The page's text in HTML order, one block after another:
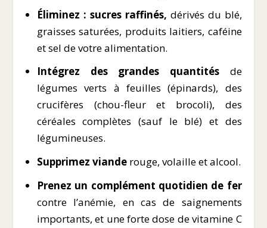
Éliminez : sucres raffinés, dérivés du blé,
graisses saturées, produits laitiers, caféine
et sel de votre alimentation.
Intégrez des grandes quantitésde
légumes verts à feuilles (épinards), des
crucifères (chou-fleur et brocoli), des
céréales complètes (sauf le blé) et des
légumineuses.
Supprimez vianderouge, volaille et alcool.
Prenez un complément quotidien de fer
contre l’anémie, en cas de saignements
importants, et une forte dose de vitamine C